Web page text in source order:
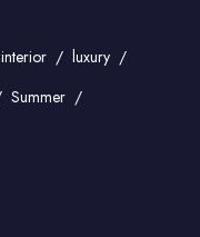
interior
luxury
Summer